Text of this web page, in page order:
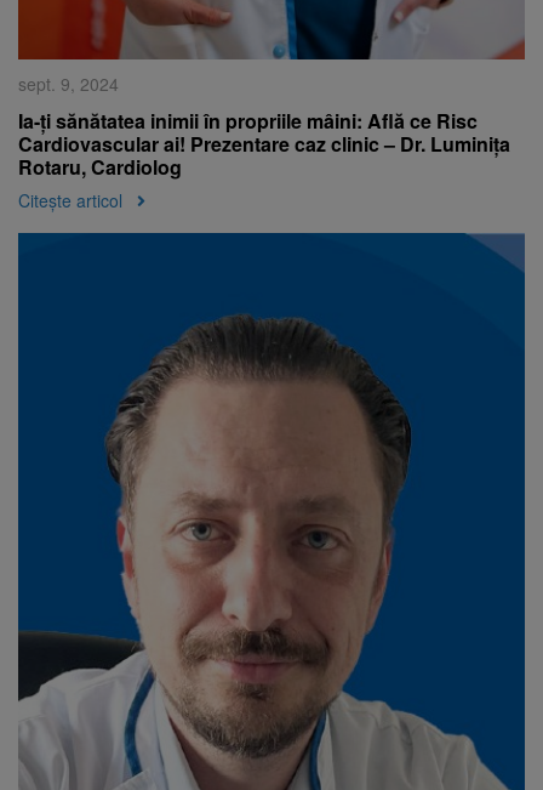
sept. 9, 2024
Ia-ți sănătatea inimii în propriile mâini: Află ce Risc
Cardiovascular ai! Prezentare caz clinic – Dr. Luminița
Rotaru, Cardiolog
Citește articol